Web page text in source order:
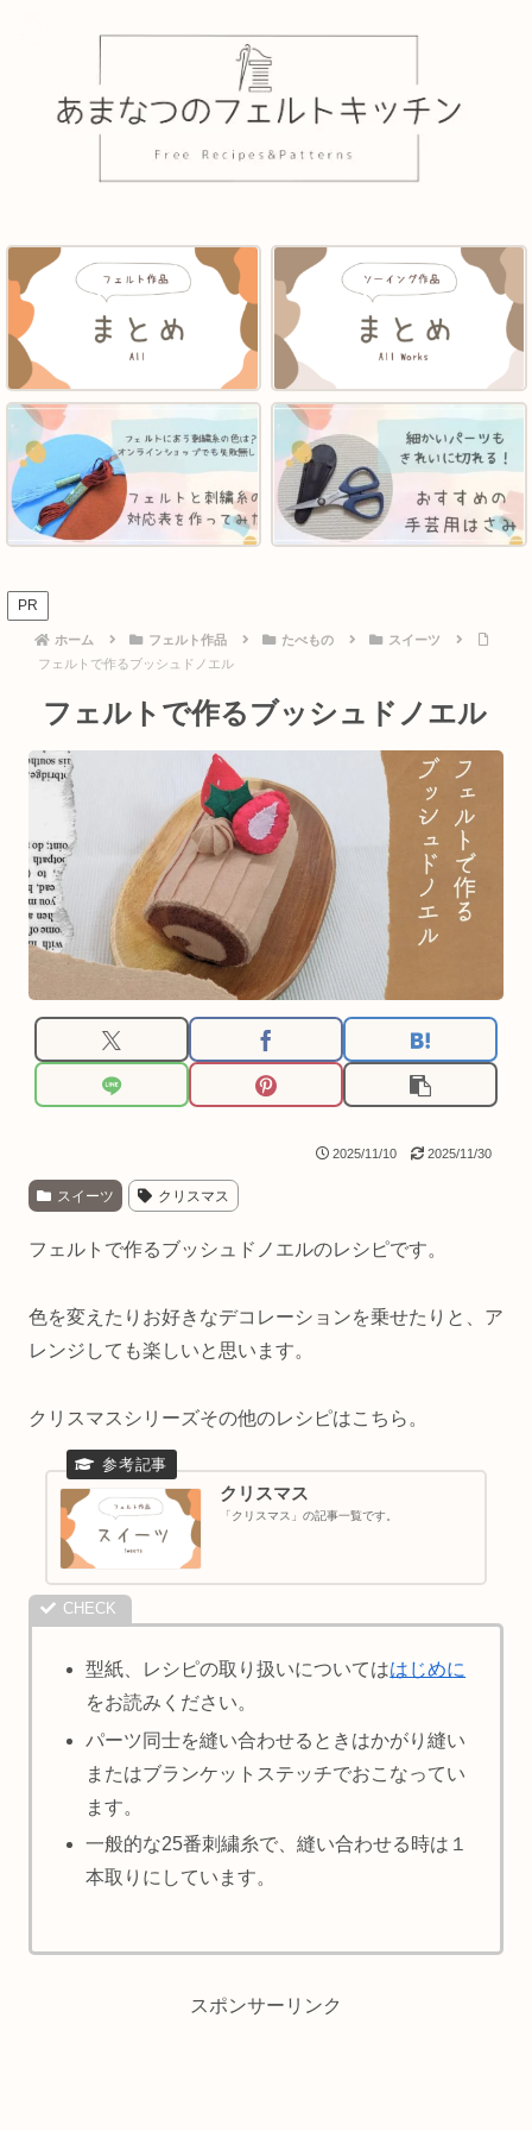
PR
ホーム フェルト作品 たべもの
スイーツ
フェルトで作るブッシュドノエル
フェルトで作るブッシュドノエル
2025/11/10 2025/11/30
スイーツ クリスマス
フェルトで作るブッシュドノエルのレシピです。
色を変えたりお好きなデコレーションを乗せたりと、ア
レンジしても楽しいと思います。
クリスマスシリーズその他のレシピはこちら。
クリスマス
「クリスマス」の記事一覧です。
型紙、レシピの取り扱いについてははじめに
をお読みください。
パーツ同士を縫い合わせるときはかがり縫い
またはブランケットステッチでおこなってい
ます。
一般的な25番刺繍糸で、縫い合わせる時は１
本取りにしています。
スポンサーリンク